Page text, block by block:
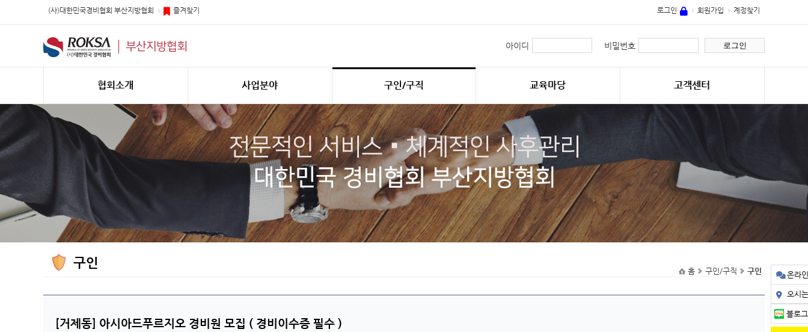
온라
오시
블로그
(사)대한민국경비협회 부산지방협회 즐겨찾기 로그인 회원가입 계정찾기
부산지방협회 아이디 비밀번호 로그인
협회소개 사업분야 구인/구직 교육마당 고객센터
구인
홈 구인/구직 구인
[거제동] 아시아드푸르지오 경비원 모집 ( 경비이수증 필수 )